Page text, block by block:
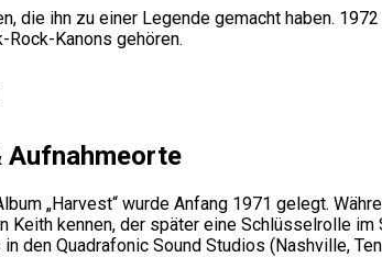
die ihn zu einer Legende gemacht haben.
Kanons gehören.
Aufnahmeorte
„Harvest“ wurde Anfang 1971 gelegt.
Keith kennen, der später eine Schlüsselrolle
den Quadrafonic Sound Studios (Nashville,